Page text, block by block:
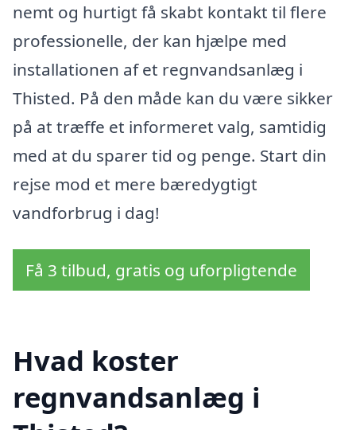
nemt og hurtigt få skabt kontakt til flere
professionelle, der kan hjælpe med
installationen af et regnvandsanlæg i
Thisted. På den måde kan du være sikker
på at træffe et informeret valg, samtidig
med at du sparer tid og penge. Start din
rejse mod et mere bæredygtigt
vandforbrug i dag!
Få 3 tilbud, gratis og uforpligtende
Hvad koster
regnvandsanlæg i